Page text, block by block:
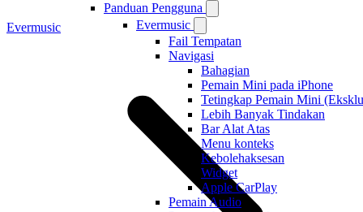
Panduan Pengguna
Evermusic
Fail Tempatan
Navigasi
Bahagian
Pemain Mini pada iPhone
Tetingkap Pemain Mini
Lebih Banyak Tindakan
Bar Alat Atas
Menu konteks
Kebolehaksesan
Widget
Apple CarPlay
Pemain Audio
Evermusic